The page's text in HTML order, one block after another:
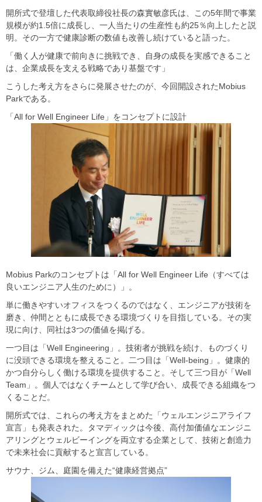
開所式で登壇した代表取締役社長の森實敏彦氏は、この5年間で事業
規模が約1.5倍に成長し、一人当たりの生産性も約25％向上したと説
明。その一方で健康診断の数値も改善し続けていると語った。
「働く人が健康で前向きに挑戦でき、自身の成長を実感できること
は、企業成長を支える戦略であり基盤です」
こうした考え方をさらに発展させたのが、今回開設されたMobius
Parkである。
「All for Well Engineer Life」をコンセプトに設計
Mobius Parkのコンセプトは「All for Well Engineer Life（すべては
良いエンジニア人生のために）」。
単に働きやすいオフィスをつくるのではなく、エンジニアが技術を
磨き、仲間とともに成長できる環境づくりを目指している。その実
現に向け、同社は3つの価値を掲げる。
一つ目は「Well Engineering」。技術者が挑戦を続け、ものづくり
に没頭できる環境を整えること。二つ目は「Well-being」。健康的
かつ自分らしく働ける環境を提供すること。そして三つ目が「Well
Team」。個人ではなくチームとして学び合い、成長できる組織をつ
くることだ。
開所式では、これらの考え方をまとめた「ウェルエンジニアライフ
宣言」も発表された。タマディックは今後、高付加価値なエンジニ
アリングとウェルビーイングを両立する企業として、技術と創造力
で未来社会に貢献すると宣言している。
サウナ、ジム、庭園を備えた“健康経営拠点”